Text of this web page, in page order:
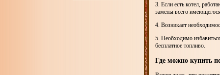
3. Если есть котел,
замены всего
4. Возникает
5. Необходимо
бесплатное топливо.
Где можно купить